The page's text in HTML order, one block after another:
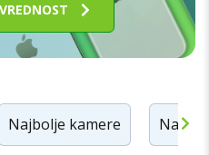
Najbolje kamere